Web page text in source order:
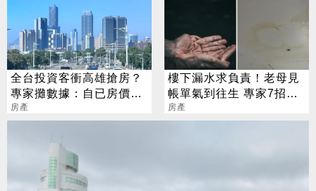
全台投資客衝高雄搶房？
專家攤數據：自已房價自
己炒
房產
樓下漏水求負責！老母見
帳單氣到往生 專家7招教
戰：保障自身權益
房產